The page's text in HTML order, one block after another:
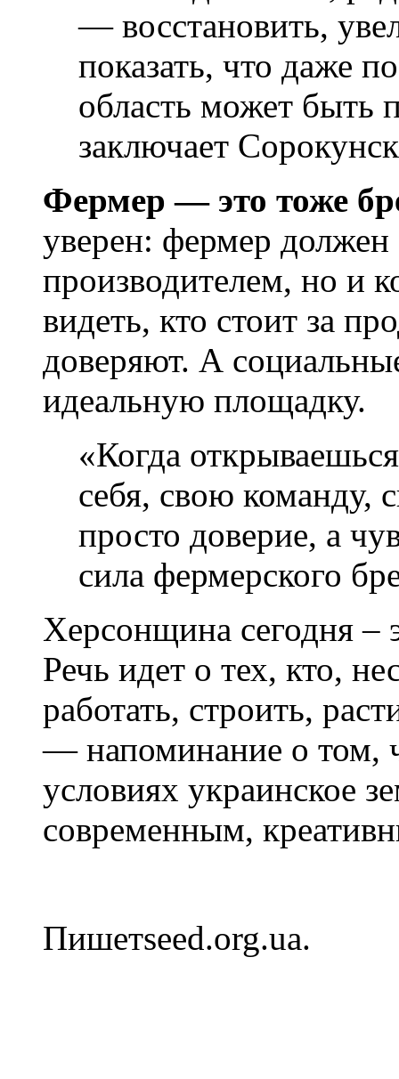
— восстановить,
показать, что даже
область может быть
заключает
Фермер — это тоже
уверен: фермер должен
производителем, но и
видеть, кто стоит за
доверяют. А
идеальную площадку.
«Когда
себя, свою команду,
просто доверие, а
сила фермерского
Херсонщина сегодня –
Речь идет о тех, кто,
работать, строить,
— напоминание о том,
условиях украинское
современным,
Пишетseed.org.ua.